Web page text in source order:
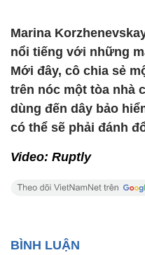
Marina
nổi tiếng với những
Mới đây, cô chia sẻ
trên nóc một tòa nhà
dùng đến dây bảo
có thể sẽ phải đánh
Video: Ruptly